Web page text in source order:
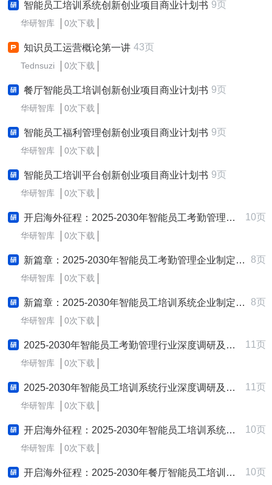
智能员工培训系统创新创业项目商业计划书 9页
华研智库 0次下载
知识员工运营概论第一讲 43页
Tednsuzi 0次下载
餐厅智能员工培训创新创业项目商业计划书 9页
华研智库 0次下载
智能员工福利管理创新创业项目商业计划书 9页
华研智库 0次下载
智能员工培训平台创新创业项目商业计划书 9页
华研智库 0次下载
开启海外征程：2025-2030年智能员工考勤管理行业跨境出海战略研究报告 10页
华研智库 0次下载
新篇章：2025-2030年智能员工考勤管理企业制定与实施新质生产力战略研究报告 8页
华研智库 0次下载
新篇章：2025-2030年智能员工培训系统企业制定与实施新质生产力战略研究报告 8页
华研智库 0次下载
2025-2030年智能员工考勤管理行业深度调研及发展战略咨询报告 11页
华研智库 0次下载
2025-2030年智能员工培训系统行业深度调研及发展战略咨询报告 11页
华研智库 0次下载
开启海外征程：2025-2030年智能员工培训系统行业跨境出海战略研究报告 10页
华研智库 0次下载
开启海外征程：2025-2030年餐厅智能员工培训行业跨境出海战略研究报告 10页